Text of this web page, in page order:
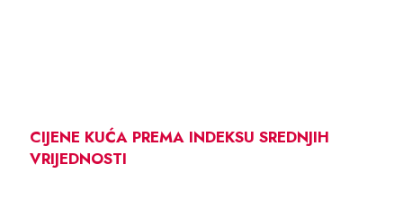
CIJENE KUĆA PREMA INDEKSU SREDNJIH
VRIJEDNOSTI